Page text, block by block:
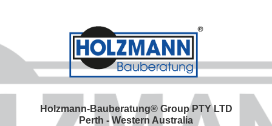
navigation
content
sidebar
Holzmann-Bauberatung® Group PTY LTD
Perth - Western Australia